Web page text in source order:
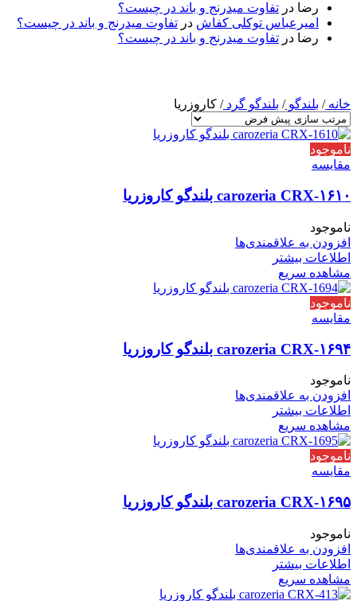
رضا در تفاوت میدرنج و باند در چیست؟
امیرعباس توکلی کفاش در تفاوت میدرنج و باند در چیست؟
رضا در تفاوت میدرنج و باند در چیست؟
خانه/ بلندگو/ بلندگو گرد/ کاروزریا
ناموجود
مقایسه
carozeria CRX-۱۶۱۰ بلندگو کاروزریا
ناموجود
افزودن به علاقمندی‌ها
اطلاعات بیشتر
مشاهده سریع
ناموجود
مقایسه
carozeria CRX-۱۶۹۴ بلندگو کاروزریا
ناموجود
افزودن به علاقمندی‌ها
اطلاعات بیشتر
مشاهده سریع
ناموجود
مقایسه
carozeria CRX-۱۶۹۵ بلندگو کاروزریا
ناموجود
افزودن به علاقمندی‌ها
اطلاعات بیشتر
مشاهده سریع